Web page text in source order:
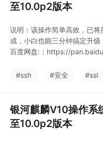
至10.0p2版本
说明：该操作简单高效，已
成，小白也能三分钟搞定升级
百度网盘:：https://
127C。银河麒麟V10操作系
#ssh #安全 #ssl
银河麒麟V10操作
至10.0p2版本